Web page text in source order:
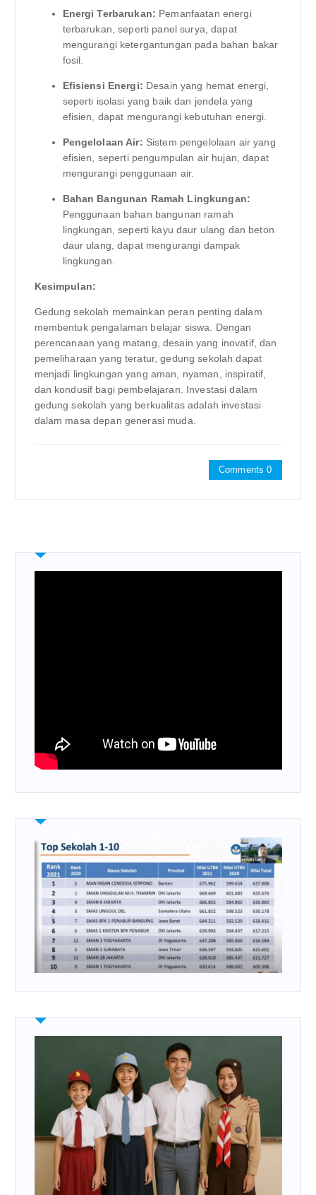
Energi Terbarukan: Pemanfaatan energi
terbarukan, seperti panel surya, dapat
mengurangi ketergantungan pada bahan bakar
fosil.
Efisiensi Energi: Desain yang hemat energi,
seperti isolasi yang baik dan jendela yang
efisien, dapat mengurangi kebutuhan energi.
Pengelolaan Air: Sistem pengelolaan air yang
efisien, seperti pengumpulan air hujan, dapat
mengurangi penggunaan air.
Bahan Bangunan Ramah Lingkungan:
Penggunaan bahan bangunan ramah
lingkungan, seperti kayu daur ulang dan beton
daur ulang, dapat mengurangi dampak
lingkungan.
Kesimpulan:
Gedung sekolah memainkan peran penting dalam
membentuk pengalaman belajar siswa. Dengan
perencanaan yang matang, desain yang inovatif, dan
pemeliharaan yang teratur, gedung sekolah dapat
menjadi lingkungan yang aman, nyaman, inspiratif,
dan kondusif bagi pembelajaran. Investasi dalam
gedung sekolah yang berkualitas adalah investasi
dalam masa depan generasi muda.
Comments 0